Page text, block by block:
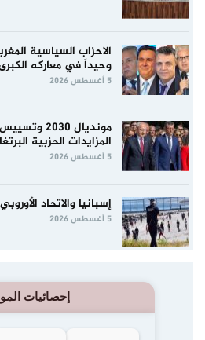
الاحزاب السياسية
وحيداً في معاركه
5 أغسطس 2026
مونديال
المزايدات الحزبية
5 أغسطس 2026
إسبانيا والاتحاد
5 أغسطس 2026
إحصائيات